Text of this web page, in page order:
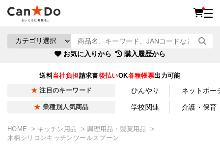
お気に入りから 購入履歴から
送料当社負担請求書後払いOK各種帳票出力可能
注目のキーワード ひんやり ネットポー
業種別人気商品 学校関連 介護・保育
HOME キッチン用品
調理用品・製菓用品
木柄シリコンキッチンツールスプーン